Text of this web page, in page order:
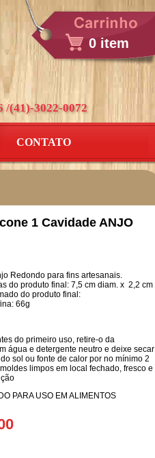
CONTATO
0 item
/(41)-3022-0072
1 Cavidade ANJO
Redondo para fins artesanais.
do produto final: 7,5 cm diam. x 2,2 cm
do produto final:
66g
do primeiro uso, retire-o da
água e detergente neutro e deixe secar
sol ou fonte de calor por no mínimo 2
limpos em local fechado, fresco e
PARA USO EM ALIMENTOS